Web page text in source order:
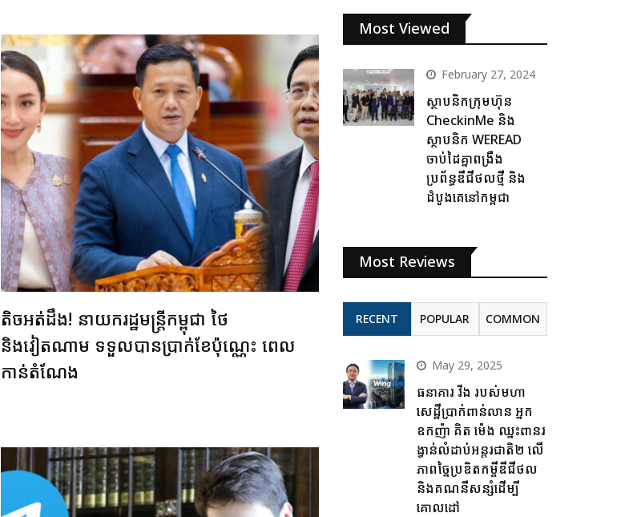
តិចអត់ដឹង! នាយករដ្ឋមន្ត្រីកម្ពុជា ថៃ
និងវៀតណាម ទទួលបានប្រាក់ខែប៉ុណ្ណេះ ពេល
កាន់តំណែង
Most Viewed
February 27, 2024
ស្ថាបនិកក្រុមហ៊ុន
CheckinMe និង
ស្ថាបនិក WEREAD
ចាប់ដៃគ្នាពង្រឹង
ប្រព័ន្ធឌីជីថលថ្មី និង
ដំបូងគេនៅកម្ពុជា
Most Reviews
RECENT POPULAR COMMON
May 29, 2025
ធនាគារ វីង របស់មហា
សេដ្ឋីប្រាក់ពាន់លាន អ្នក
ឧកញ៉ា គិត ម៉េង ឈ្នះពានរ
ង្វាន់លំដាប់អន្តរជាតិ២ លើ
ភាពច្នៃប្រឌិតកម្ចីឌីជីថល
និងគណនីសន្សំដើម្បី
គោលដៅ